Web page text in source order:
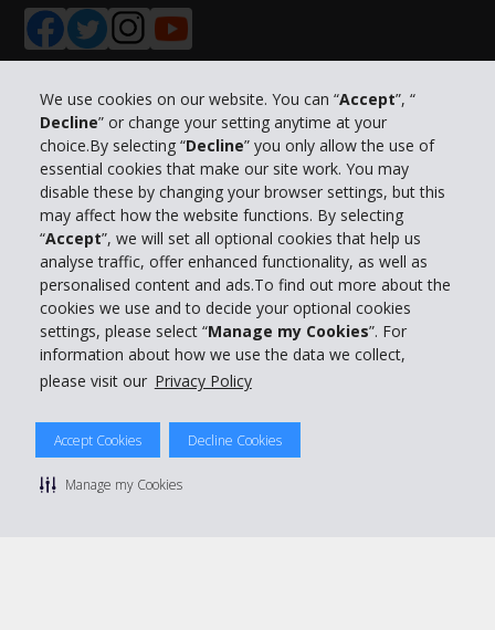
We use cookies on our website. You can “Accept”, “
Decline” or change your setting anytime at your
choice.By selecting “Decline” you only allow the use of
essential cookies that make our site work. You may
disable these by changing your browser settings, but this
may affect how the website functions. By selecting
“Accept”, we will set all optional cookies that help us
analyse traffic, offer enhanced functionality, as well as
personalised content and ads.To find out more about the
cookies we use and to decide your optional cookies
settings, please select “Manage my Cookies”. For
information about how we use the data we collect,
please visit our Privacy Policy
Accept Cookies Decline Cookies
Manage my Cookies
Info su Hertz
Business
Customer Service
Prenota con Hertz
© 2026 The Hertz System, Inc.
Privacy Policy | Condizioni di Utilizzo |
Manage cookie preferences